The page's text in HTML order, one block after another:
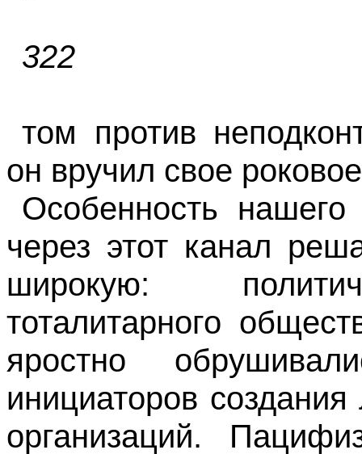
322
том против
он вручил свое
Особенность
через этот канал
широкую:
тоталитарного
яростно
инициаторов
организаций.